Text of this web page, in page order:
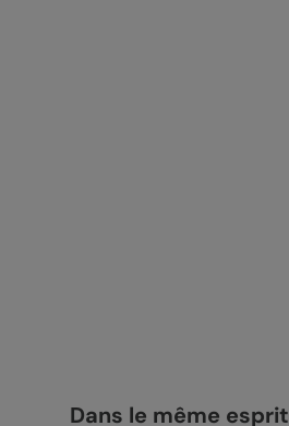
Dans le même esprit